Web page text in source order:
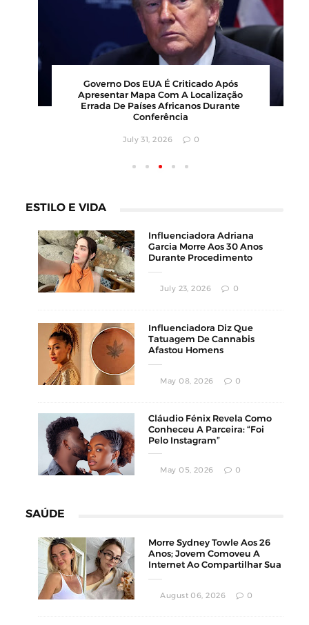
Barbearia Nudista Viraliza Ao Atrair
Clientes Com Conceito Inusitado E
Faturamento Milionário
ESTILO E VIDA
Influenciadora Adriana
Garcia Morre Aos 30 Anos
Durante Procedimento
July 23, 2026 0
Influenciadora Diz Que
Tatuagem De Cannabis
Afastou Homens
May 08, 2026 0
Cláudio Fénix Revela Como
Conheceu A Parceira: “Foi
Pelo Instagram”
May 05, 2026 0
SAÚDE
Morre Sydney Towle Aos 26
Anos; Jovem Comoveu A
Internet Ao Compartilhar Sua
August 06, 2026 0